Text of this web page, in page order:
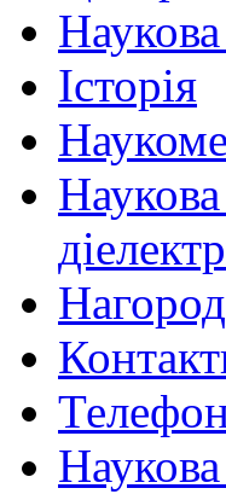
Наукова
Історія
Наукова